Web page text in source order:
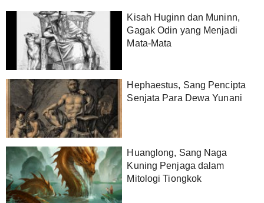
Kisah Huginn dan Muninn,
Gagak Odin yang Menjadi
Mata-Mata
Hephaestus, Sang Pencipta
Senjata Para Dewa Yunani
Huanglong, Sang Naga
Kuning Penjaga dalam
Mitologi Tiongkok